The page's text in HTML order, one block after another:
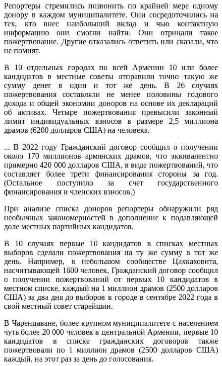
Репортеры стремились позвонить по крайней мере одному
донору в каждом муниципалитете. Они сосредоточились на
тех, кто внес наибольший вклад и чью контактную
информацию они смогли найти. Они отрицали такое
пожертвование. Другие отказались ответить или сказали, что
не помнят.
В 10 отдельных городах по всей Армении 10 или более
кандидатов в местные советы отправили точно такую же
сумму денег в один и тот же день. В 26 случаях
пожертвования составляли не менее половины годового
дохода и общей экономии доноров на основе их деклараций
об активах. Четыре пожертвования превысили законный
лимит индивидуальных взносов в размере 2,5 миллиона
драмов (6200 долларов США) на человека.
... В 2022 году Гражданский договор сообщил о получении
около 170 миллионов армянских драмов, что эквивалентно
примерно 420 000 долларов США, в виде пожертвований, что
составляет более трети финансирования стороны за год.
(Остальное поступило за счет государственного
финансирования и членских взносов.)
При анализе списка доноров репортеры обнаружили ряд
необычных закономерностей в дополнение к подавляющей
доле местных партийных кандидатов.
В 10 случаях первые 10 кандидатов в списках местных
выборов сделали пожертвования на ту же сумму в тот же
день. Например, в небольшом сообществе Цахкаховита,
насчитывающей 1600 человек, Гражданский договор сообщил
о получении пожертвований от первых 10 кандидатов в
местном списке, каждый на 1 миллион драмов (2500 долларов
США) за два дня до выборов в городе в сентябре 2022 года в
свой местный совет старейшин.
В Чаренцаване, более крупном муниципалитете с населением
чуть более 20 000 человек в центральной Армении, первые 10
кандидатов в списке гражданских договоров также
пожертвовали по 1 миллион драмов (2500 долларов США)
каждый, на этот раз за день до голосования.